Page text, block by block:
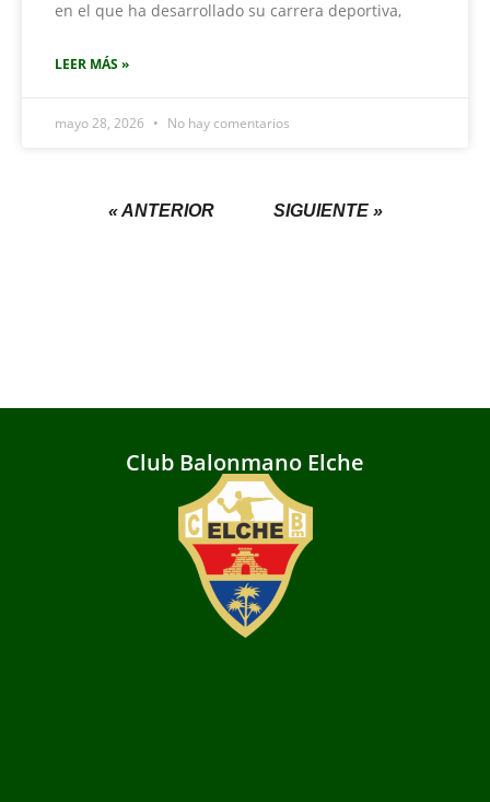
en el que ha desarrollado su carrera deportiva,
LEER MÁS »
mayo 28, 2026 No hay comentarios
« ANTERIOR SIGUIENTE »
Club Balonmano Elche